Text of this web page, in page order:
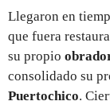
Llegaron en
que fuera
su propio
consolidado su
Puertochico.